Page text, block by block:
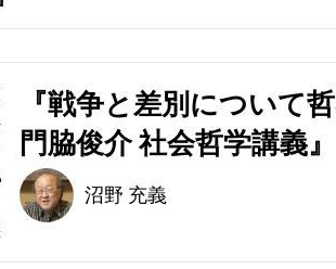
『戦争と差別について
門脇俊介 社会哲学講義
沼野 充義